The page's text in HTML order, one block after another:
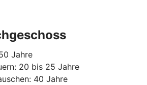
Jahre
20 bis 25 Jahre
40 Jahre